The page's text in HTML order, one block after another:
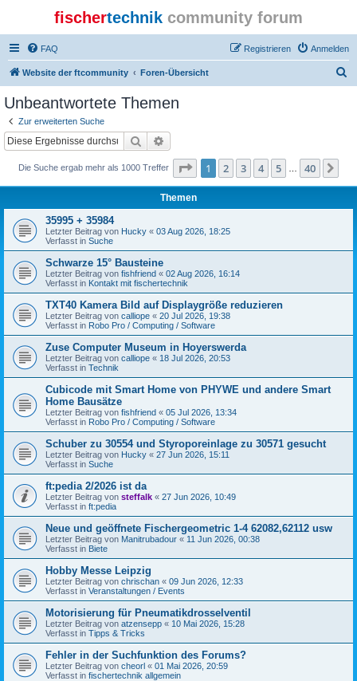
fischertechnik community forum
FAQ Anmelden
Registrieren
Website der ftcommunity Foren-Übersicht
Unbeantwortete Themen
Zur erweiterten Suche
Suche
Die Suche ergab mehr als 1000 Treffer Seite 1von 40
1 2 3 4 5 40
Themen
35995 + 35984
Letzter Beitrag von Hucky « 03 Aug 2026, 18:25
Verfasst in Suche
Schwarze 15° Bausteine
Letzter Beitrag von fishfriend « 02 Aug 2026, 16:14
Verfasst in Kontakt mit fischertechnik
TXT40 Kamera Bild auf Displaygröße reduzieren
Letzter Beitrag von calliope « 20 Jul 2026, 19:38
Verfasst in Robo Pro / Computing / Software
Zuse Computer Museum in Hoyerswerda
Letzter Beitrag von calliope « 18 Jul 2026, 20:53
Verfasst in Technik
Cubicode mit Smart Home von PHYWE und andere Smart
Home Bausätze
Letzter Beitrag von fishfriend « 05 Jul 2026, 13:34
Verfasst in Robo Pro / Computing / Software
Schuber zu 30554 und Styroporeinlage zu 30571 gesucht
Letzter Beitrag von Hucky « 27 Jun 2026, 15:11
Verfasst in Suche
ft:pedia 2/2026 ist da
Letzter Beitrag von steffalk « 27 Jun 2026, 10:49
Verfasst in ft:pedia
Neue und geöffnete Fischergeometric 1-4 62082,62112 usw
Letzter Beitrag von Manitrubadour « 11 Jun 2026, 00:38
Verfasst in Biete
Hobby Messe Leipzig
Letzter Beitrag von chrischan « 09 Jun 2026, 12:33
Verfasst in Veranstaltungen / Events
Motorisierung für Pneumatikdrosselventil
Letzter Beitrag von atzensepp « 10 Mai 2026, 15:28
Verfasst in Tipps & Tricks
Fehler in der Suchfunktion des Forums?
Letzter Beitrag von cheorl « 01 Mai 2026, 20:59
Verfasst in fischertechnik allgemein